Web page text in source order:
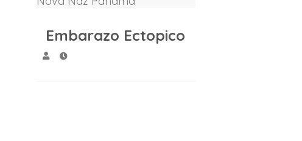
Embarazo Ectopico